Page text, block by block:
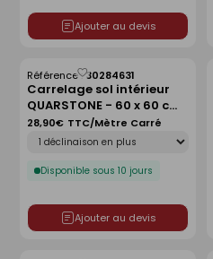
Ajouter au devis
Carrelage sol intérieur
QUARSTONE - 60 x 60 cm
ép.9 mm - beige
Référence :30284631
Disponible sous 10 jours
28,90€ TTC/Mètre Carré
Ajouter au devis
Enregistrer
comme
liste